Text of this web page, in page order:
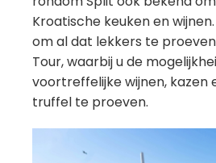
Kroatische keuken en
om al dat lekkers te
Tour, waarbij u de
voortreffelijke wijnen,
truffel te proeven.